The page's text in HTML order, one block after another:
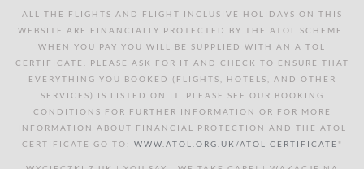
ALL THE FLIGHTS AND FLIGHT-INCLUSIVE HOLIDAYS ON THIS
WEBSITE ARE FINANCIALLY PROTECTED BY THE ATOL SCHEME.
WHEN YOU PAY YOU WILL BE SUPPLIED WITH AN A TOL
CERTIFICATE. PLEASE ASK FOR IT AND CHECK TO ENSURE THAT
EVERYTHING YOU BOOKED (FLIGHTS, HOTELS, AND OTHER
SERVICES) IS LISTED ON IT. PLEASE SEE OUR BOOKING
CONDITIONS FOR FURTHER INFORMATION OR FOR MORE
INFORMATION ABOUT FINANCIAL PROTECTION AND THE ATOL
CERTIFICATE GO TO: WWW.ATOL.ORG.UK/ATOL CERTIFICATE "